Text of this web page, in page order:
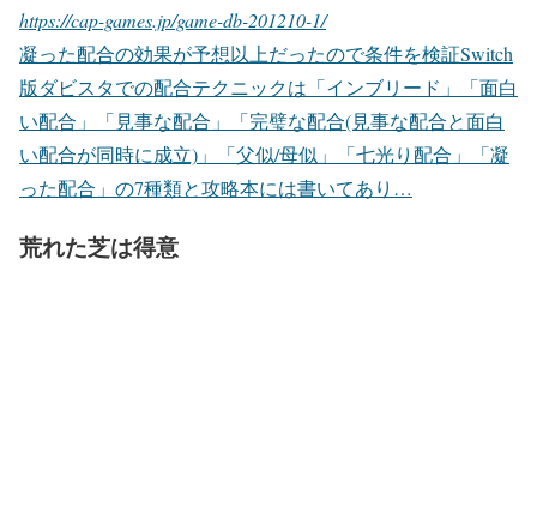
https://cap-games.jp/game-db-201210-1/
凝った配合の効果が予想以上だったので条件を検証Switch
版ダビスタでの配合テクニックは「インブリード」「面白
い配合」「見事な配合」「完璧な配合(見事な配合と面白
い配合が同時に成立)」「父似/母似」「七光り配合」「凝
った配合」の7種類と攻略本には書いてあり…
荒れた芝は得意